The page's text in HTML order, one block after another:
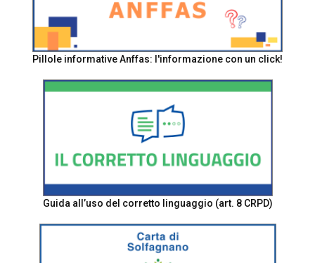
Pillole informative Anffas: l'informazione con un click!
Guida all’uso del corretto linguaggio (art. 8 CRPD)